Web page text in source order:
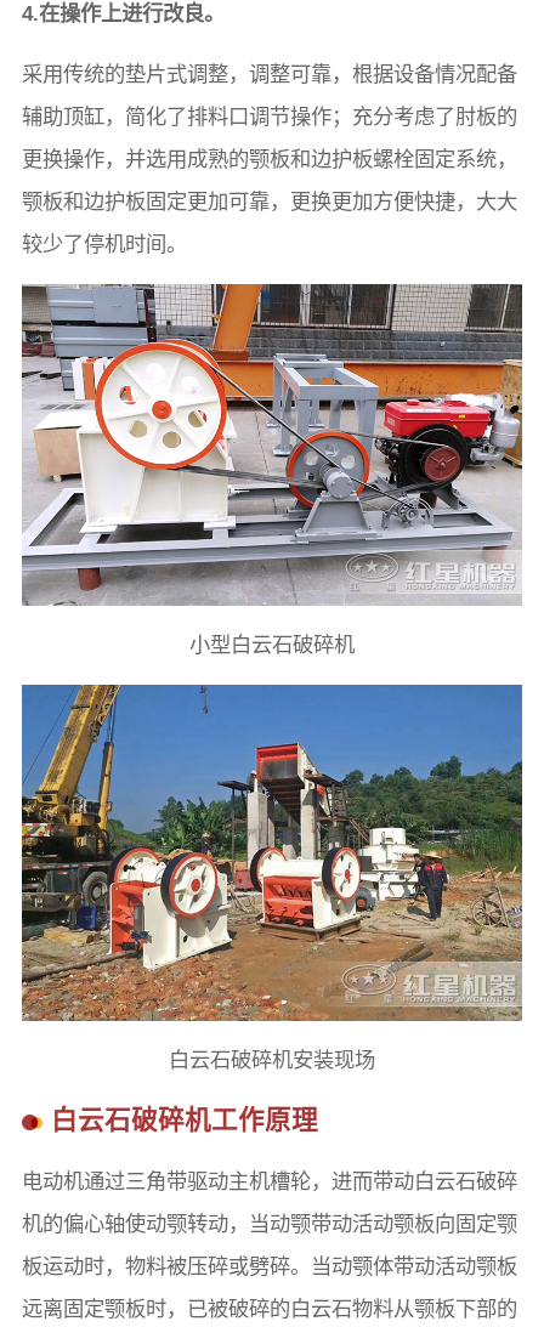
4.在操作上进行改良。
采用传统的垫片式调整，调整可靠，根据设备情况配备
辅助顶缸，简化了排料口调节操作；充分考虑了肘板的
更换操作，并选用成熟的颚板和边护板螺栓固定系统，
颚板和边护板固定更加可靠，更换更加方便快捷，大大
较少了停机时间。
小型白云石破碎机
白云石破碎机安装现场
白云石破碎机工作原理
电动机通过三角带驱动主机槽轮，进而带动白云石破碎
机的偏心轴使动颚转动，当动颚带动活动颚板向固定颚
板运动时，物料被压碎或劈碎。当动颚体带动活动颚板
远离固定颚板时，已被破碎的白云石物料从颚板下部的